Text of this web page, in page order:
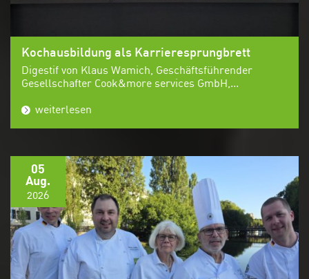
Kochausbildung als Karrieresprungbrett
Digestif von Klaus Wamich, Geschäftsführender
Gesellschafter Cook&more services GmbH,...
weiterlesen
05
Aug.
2026